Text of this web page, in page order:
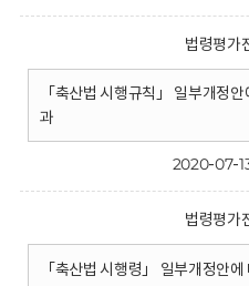
법령평가
「축산법 시행규칙」 일부개정
과
2020-07-
법령평가
「축산법 시행령」 일부개정안